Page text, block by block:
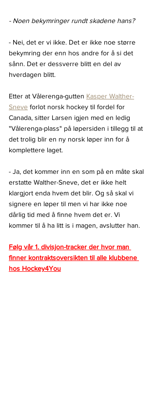
- Noen bekymringer rundt skadene hans?
- Nei, det er vi ikke. Det er ikke noe større
bekymring der enn hos andre for å si det
sånn. Det er dessverre blitt en del av
hverdagen blitt.
Etter at Vålerenga-gutten Kasper Walther-
Sneve forlot norsk hockey til fordel for
Canada, sitter Larsen igjen med en ledig
"Vålerenga-plass" på løpersiden i tillegg til at
det trolig blir en ny norsk løper inn for å
komplettere laget.
- Ja, det kommer inn en som på en måte skal
erstatte Walther-Sneve, det er ikke helt
klargjort enda hvem det blir. Og så skal vi
signere en løper til men vi har ikke noe
dårlig tid med å finne hvem det er. Vi
kommer til å ha litt is i magen, avslutter han.
Følg vår 1. divisjon-tracker der hvor man
finner kontraktsoversikten til alle klubbene
hos Hockey4You